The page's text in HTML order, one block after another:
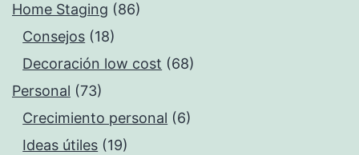
Home Staging (86)
Consejos (18)
Decoración low cost (68)
Personal (73)
Crecimiento personal (6)
Ideas útiles (19)